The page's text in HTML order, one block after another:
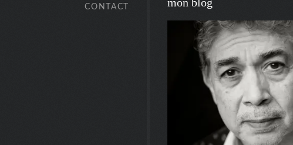
CONTACT